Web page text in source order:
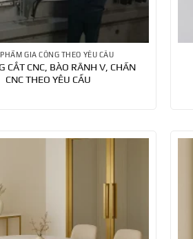
GIA CÔNG THEO YÊU CẦU
CẮT CNC, BÀO RÃNH V, CHẤN
CNC THEO YÊU CẦU